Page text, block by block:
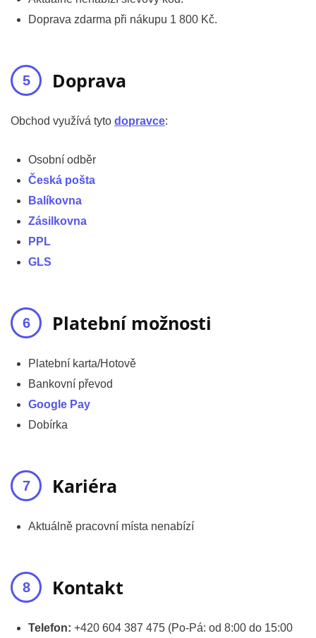
Doprava zdarma při nákupu 1 800 Kč.
Doprava
Obchod využívá tyto dopravce:
Osobní odběr
Česká pošta
Balíkovna
Zásilkovna
PPL
GLS
Platební možnosti
Platební karta/Hotově
Bankovní převod
Google Pay
Dobírka
Kariéra
Aktuálně pracovní místa nenabízí
Kontakt
Telefon: +420 604 387 475 (Po-Pá: od 8:00 do 15:00